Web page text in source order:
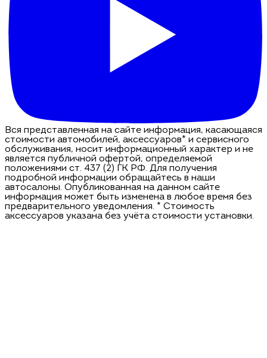
Вся представленная на сайте информация, касающаяся
стоимости автомобилей, аксессуаров* и сервисного
обслуживания, носит информационный характер и не
является публичной офертой, определяемой
положениями ст. 437 (2) ГК РФ. Для получения
подробной информации обращайтесь в наши
автосалоны. Опубликованная на данном сайте
информация может быть изменена в любое время без
предварительного уведомления. * Стоимость
аксессуаров указана без учёта стоимости установки.